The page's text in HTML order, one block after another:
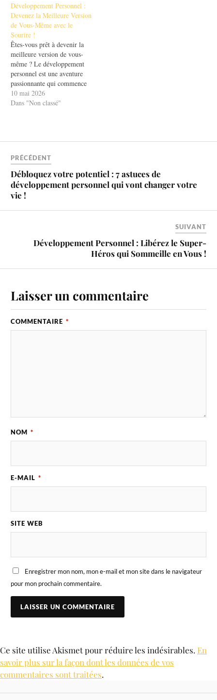
même. Mais comment y
parvenir sans se compliquer la
vie ? Dans cet article, nous
allons explorer…
Développement Personnel :
Devenez la Meilleure Version
de Vous-Même avec le
Sourire !
Êtes-vous prêt à devenir la
meilleure version de vous-
même ? Le développement
personnel est une aventure
passionnante qui commence
par un simple sourire. Ce
chemin vous invite à explorer
article, nous allons découvrir
10 mai 2026
Dans "Non classé"
PRÉCÉDENT
Débloquez votre potentiel : 7 astuces de
développement personnel qui vont changer votre
vie !
SUIVANT
Développement Personnel : Libérez le Super-
Héros qui Sommeille en Vous !
Laisser un commentaire
COMMENTAIRE *
NOM *
E-MAIL *
SITE WEB
Enregistrer mon nom, mon e-mail et mon site dans le navigateur
pour mon prochain commentaire.
Ce site utilise Akismet pour réduire les indésirables. En
savoir plus sur la façon dont les données de vos
commentaires sont traitées.